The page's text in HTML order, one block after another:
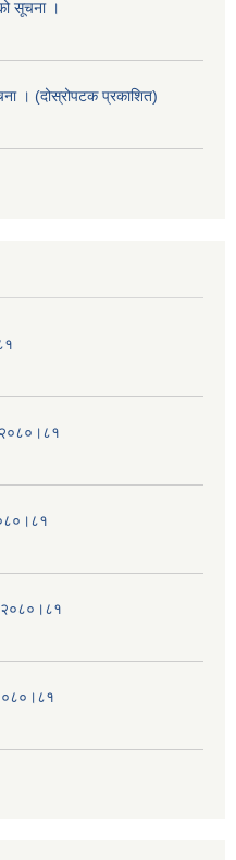
सूचना ।
। (दोस्रोपटक प्रकाशित)
२०८०।८१